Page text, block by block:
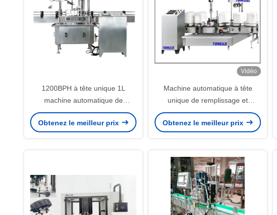
1200BPH à tête unique 1L
machine automatique de
fermeture en acier inoxydable
304
Obtenez le meilleur prix
Vidéo
Machine automatique à tête
unique de remplissage et
d'enveloppe rotative 20L 800BPH
Obtenez le meilleur prix